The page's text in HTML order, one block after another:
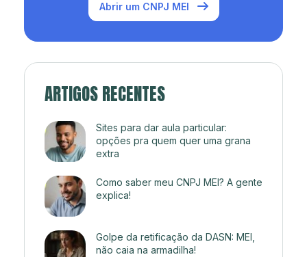
Abrir um CNPJ MEI
ARTIGOS RECENTES
Sites para dar aula particular:
opções pra quem quer uma grana
extra
Como saber meu CNPJ MEI? A gente
explica!
Golpe da retificação da DASN: MEI,
não caia na armadilha!